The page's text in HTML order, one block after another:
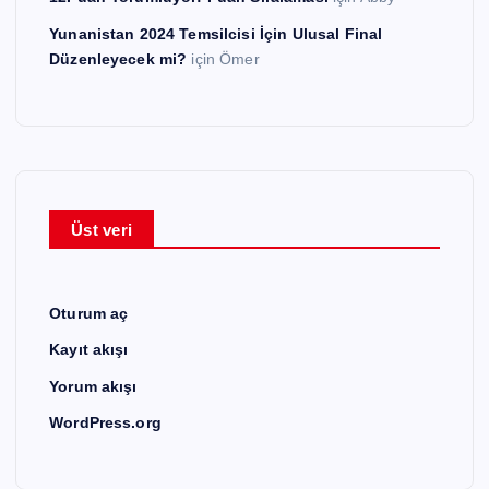
Yunanistan 2024 Temsilcisi İçin Ulusal Final
Düzenleyecek mi? içinÖmer
Üst veri
Oturum aç
Kayıt akışı
Yorum akışı
WordPress.org